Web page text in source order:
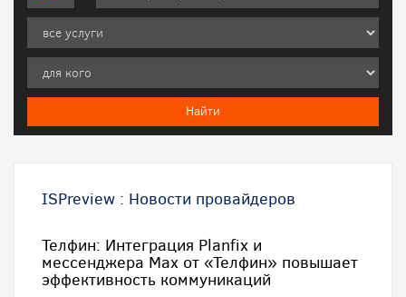
ISPreview : Новости провайдеров
Телфин: Интеграция Planfix и
мессенджера Max от «Телфин» повышает
эффективность коммуникаций